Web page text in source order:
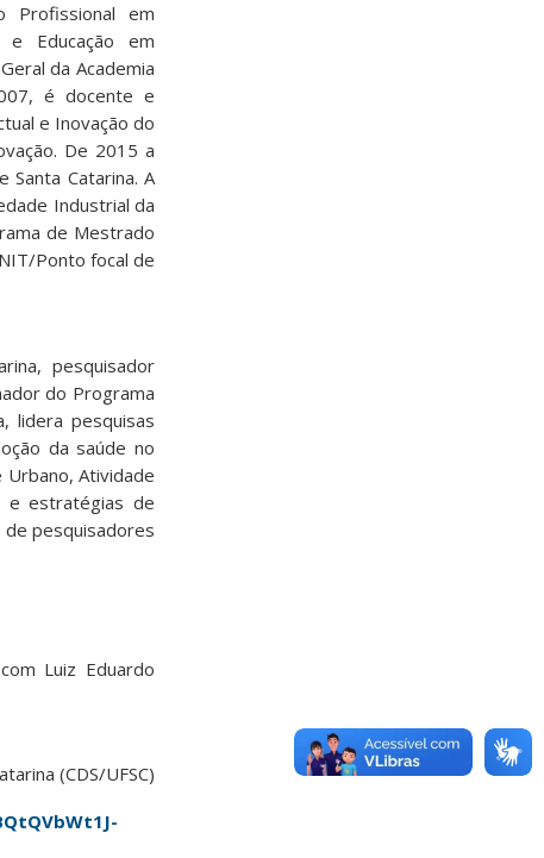
Profissional em
e Educação em
da Academia
é docente e
e Inovação do
De 2015 a
Catarina. A
Industrial da
de Mestrado
Ponto focal de
pesquisador
do Programa
lidera pesquisas
da saúde no
Urbano, Atividade
e estratégias de
pesquisadores
Luiz Eduardo
(CDS/UFSC)